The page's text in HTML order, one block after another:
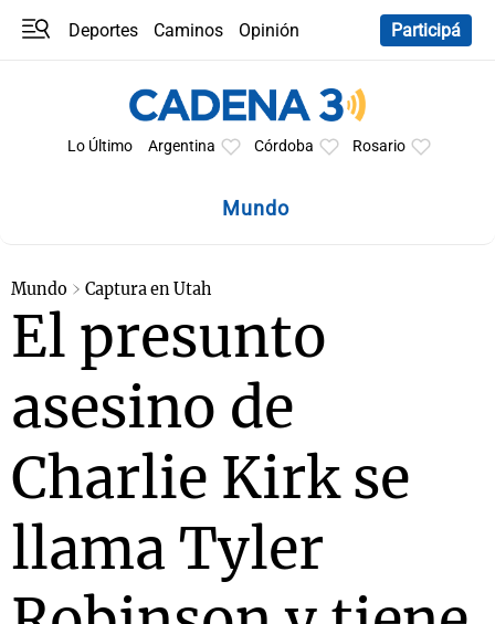
Deportes Caminos
Opinión
Participá
Lo Último Argentina Córdoba Rosario
Mundo
Mundo Captura en Utah
El presunto
asesino de
Charlie Kirk se
llama Tyler